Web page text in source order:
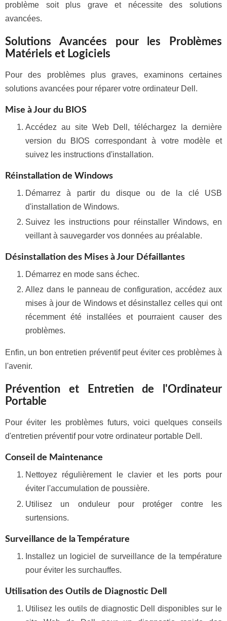
problème soit plus grave et nécessite des solutions
avancées.
Solutions Avancées pour les Problèmes
Matériels et Logiciels
Pour des problèmes plus graves, examinons certaines
solutions avancées pour réparer votre ordinateur Dell.
Mise à Jour du BIOS
Accédez au site Web Dell, téléchargez la dernière
version du BIOS correspondant à votre modèle et
suivez les instructions d'installation.
Réinstallation de Windows
Démarrez à partir du disque ou de la clé USB
d'installation de Windows.
Suivez les instructions pour réinstaller Windows, en
veillant à sauvegarder vos données au préalable.
Désinstallation des Mises à Jour Défaillantes
Démarrez en mode sans échec.
Allez dans le panneau de configuration, accédez aux
mises à jour de Windows et désinstallez celles qui ont
récemment été installées et pourraient causer des
problèmes.
Enfin, un bon entretien préventif peut éviter ces problèmes à
l'avenir.
Prévention et Entretien de l'Ordinateur
Portable
Pour éviter les problèmes futurs, voici quelques conseils
d'entretien préventif pour votre ordinateur portable Dell.
Conseil de Maintenance
Nettoyez régulièrement le clavier et les ports pour
éviter l'accumulation de poussière.
Utilisez un onduleur pour protéger contre les
surtensions.
Surveillance de la Température
Installez un logiciel de surveillance de la température
pour éviter les surchauffes.
Utilisation des Outils de Diagnostic Dell
Utilisez les outils de diagnostic Dell disponibles sur le